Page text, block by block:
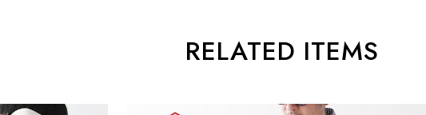
RELATED ITEMS